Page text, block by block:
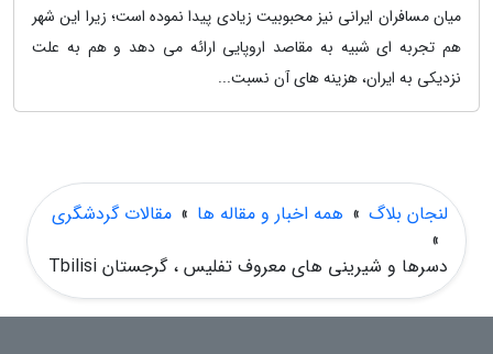
میان مسافران ایرانی نیز محبوبیت زیادی پیدا نموده است؛ زیرا این شهر
هم تجربه ای شبیه به مقاصد اروپایی ارائه می دهد و هم به علت
نزدیکی به ایران، هزینه های آن نسبت...
لنجان بلاگ » همه اخبار و مقاله ها » مقالات گردشگری
»
دسرها و شیرینی های معروف تفلیس ، گرجستان Tbilisi